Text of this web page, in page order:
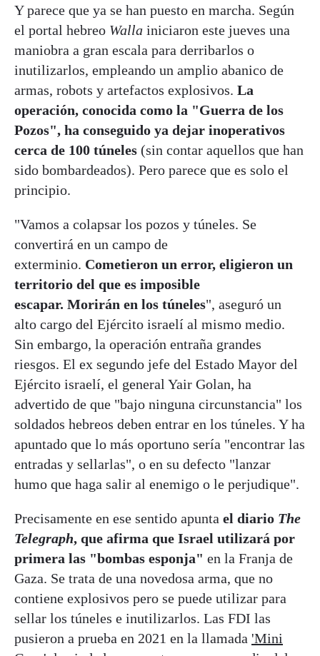
Y parece que ya se han puesto en marcha. Según
el portal hebreo Walla iniciaron este jueves una
maniobra a gran escala para derribarlos o
inutilizarlos, empleando un amplio abanico de
armas, robots y artefactos explosivos. La
operación, conocida como la "Guerra de los
Pozos", ha conseguido ya dejar inoperativos
cerca de 100 túneles (sin contar aquellos que han
sido bombardeados). Pero parece que es solo el
principio.
"Vamos a colapsar los pozos y túneles. Se
convertirá en un campo de
exterminio. Cometieron un error, eligieron un
territorio del que es imposible
escapar. Morirán en los túneles", aseguró un
alto cargo del Ejército israelí al mismo medio.
Sin embargo, la operación entraña grandes
riesgos. El ex segundo jefe del Estado Mayor del
Ejército israelí, el general Yair Golan, ha
advertido de que "bajo ninguna circunstancia" los
soldados hebreos deben entrar en los túneles. Y ha
apuntado que lo más oportuno sería "encontrar las
entradas y sellarlas", o en su defecto "lanzar
humo que haga salir al enemigo o le perjudique".
Precisamente en ese sentido apunta el diario The
Telegraph, que afirma que Israel utilizará por
primera las "bombas esponja" en la Franja de
Gaza. Se trata de una novedosa arma, que no
contiene explosivos pero se puede utilizar para
sellar los túneles e inutilizarlos. Las FDI las
pusieron a prueba en 2021 en la llamada 'Mini